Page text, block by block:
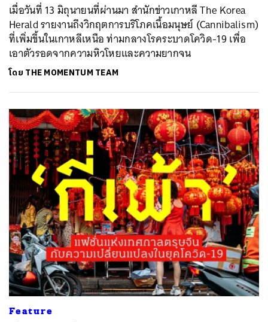
เมื่อวันที่ 13 มิถุนายนที่ผ่านมา สำนักข่าวเกาหลี The Korea
Herald รายงานถึงวิกฤตการบริโภคเนื้อมนุษย์ (Cannibalism)
ที่เพิ่มขึ้นในเกาหลีเหนือ ท่ามกลางโรคระบาดโควิด-19 เพื่อ
เอาตัวรอดจากความหิวโหยและความยากจน
โดย THE MOMENTUM TEAM
Feature